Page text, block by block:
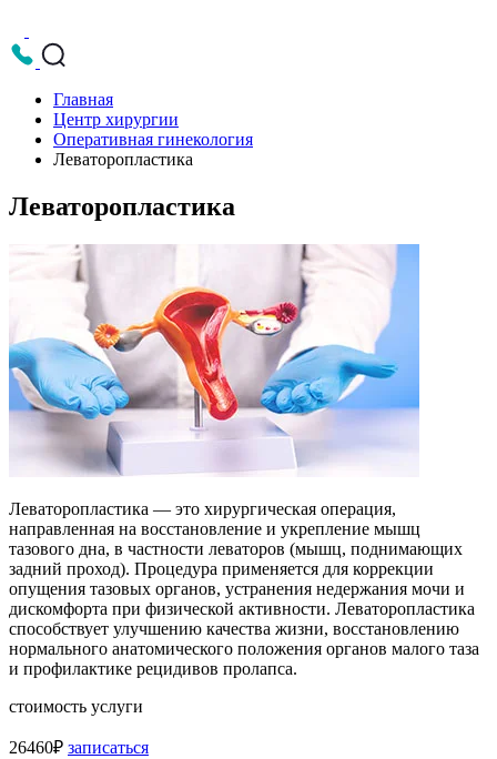
Главная
Центр хирургии
Оперативная гинекология
Леваторопластика
Леваторопластика
Леваторопластика — это хирургическая операция,
направленная на восстановление и укрепление мышц
тазового дна, в частности леваторов (мышц, поднимающих
задний проход). Процедура применяется для коррекции
опущения тазовых органов, устранения недержания мочи и
дискомфорта при физической активности. Леваторопластика
способствует улучшению качества жизни, восстановлению
нормального анатомического положения органов малого таза
и профилактике рецидивов пролапса.
стоимость услуги
26460₽ записаться